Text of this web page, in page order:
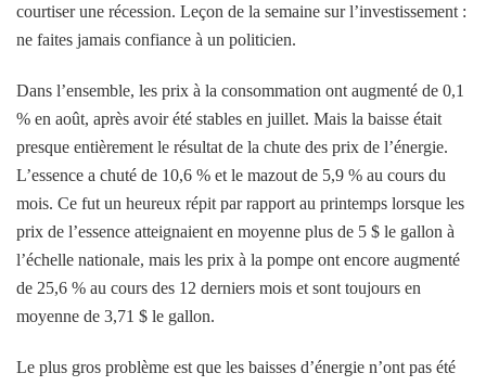
courtiser une récession. Leçon de la semaine sur l’investissement :
ne faites jamais confiance à un politicien.
Dans l’ensemble, les prix à la consommation ont augmenté de 0,1
% en août, après avoir été stables en juillet. Mais la baisse était
presque entièrement le résultat de la chute des prix de l’énergie.
L’essence a chuté de 10,6 % et le mazout de 5,9 % au cours du
mois. Ce fut un heureux répit par rapport au printemps lorsque les
prix de l’essence atteignaient en moyenne plus de 5 $ le gallon à
l’échelle nationale, mais les prix à la pompe ont encore augmenté
de 25,6 % au cours des 12 derniers mois et sont toujours en
moyenne de 3,71 $ le gallon.
Le plus gros problème est que les baisses d’énergie n’ont pas été